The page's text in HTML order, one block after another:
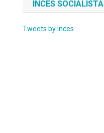
INCES SOCIALISTA
Tweets by Inces